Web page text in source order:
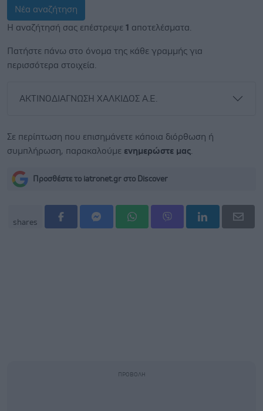
Νέα αναζήτηση
Η αναζήτησή σας επέστρεψε 1 αποτελέσματα.
Πατήστε πάνω στο όνομα της κάθε γραμμής για
περισσότερα στοιχεία.
ΑΚΤΙΝΟΔΙΑΓΝΩΣΗ ΧΑΛΚΙΔΟΣ Α.Ε.
Σε περίπτωση που επισημάνετε κάποια διόρθωση ή
συμπλήρωση, παρακαλούμε ενημερώστε μας
Προσθέστε το iatronet.gr στο Discover
shares